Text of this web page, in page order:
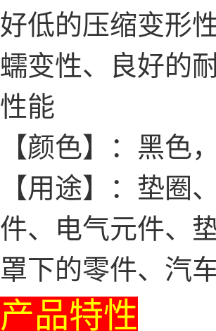
好低的压缩变形
蠕变性、良好的
性能
【颜色】：黑色
【用途】：垫圈
件、电气元件、
罩下的零件、汽
产品特性